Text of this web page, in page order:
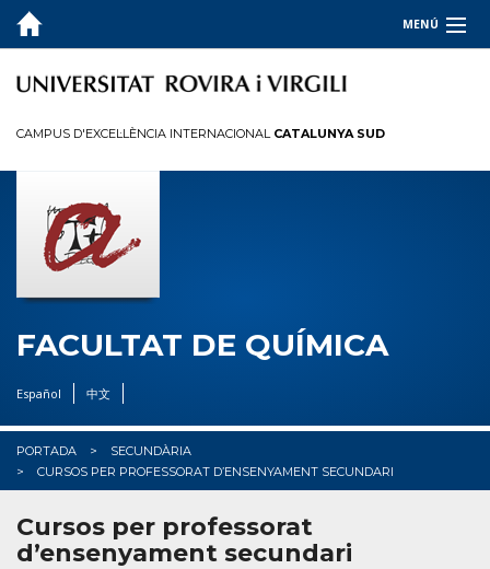
MENÚ
LA FACULTAT
QUALITAT
INFORMACIÓ PER A
R+D+I
CAMPUS D'EXCEL·LÈNCIA INTERNACIONAL CATALUNYA SUD
FACULTAT DE QUÍMICA
Español 中文
PORTADA
SECUNDÀRIA
CURSOS PER PROFESSORAT D’ENSENYAMENT SECUNDARI
Cursos per professorat
d’ensenyament secundari